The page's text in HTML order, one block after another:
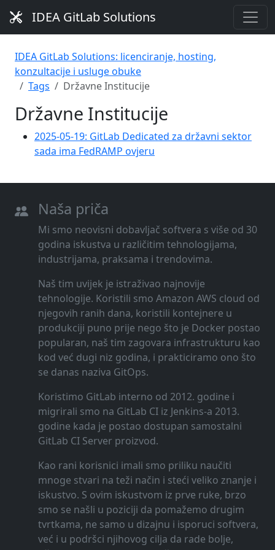
IDEA GitLab Solutions
IDEA GitLab Solutions: licenciranje, hosting,
konzultacije i usluge obuke
Tags
Državne Institucije
Državne Institucije
2025-05-19: GitLab Dedicated za državni sektor
sada ima FedRAMP ovjeru
Naša priča
Mi smo neovisni dobavljač softvera s više od 30
godina iskustva u različitim tehnologijama,
industrijama, praksama i trendovima.
Naš tim uvijek je istraživao najnovije
tehnologije. Koristili smo Amazon AWS cloud od
njegovih ranih dana, koristili kontejnere u
produkciji puno prije nego što je Docker postao
popularan, naš tim zagovara infrastrukturu kao
kod već dugi niz godina, i prakticiramo ono što
se danas naziva GitOps.
Koristimo GitLab interno od 2012. godine i
migrirali smo na GitLab CI iz Jenkins-a 2013.
godine kada je postao dostupan samostalni
GitLab CI Server proizvod.
Kao rani korisnici imali smo priliku naučiti
mnoge stvari na teži način i steći veliko znanje i
iskustvo. S ovim iskustvom iz prve ruke, brzo
smo se našli u poziciji da pomažemo drugim
tvrtkama, ne samo u dizajnu i isporuci softvera,
već i u podršci njihovog cilja da rade bolje,